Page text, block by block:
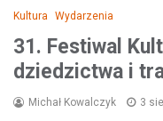
Kultura Wydarzenia
31. Festiwal
dziedzictwa i
Michał Kowalczyk 3